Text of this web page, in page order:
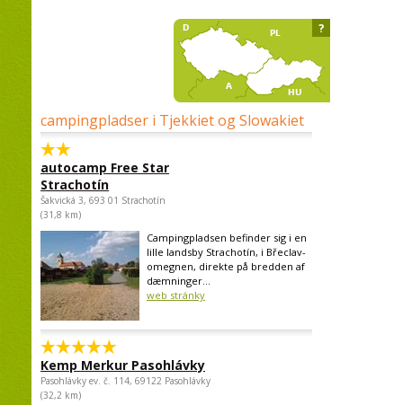
campingpladser i Tjekkiet og Slowakiet
autocamp Free Star
Strachotín
Šakvická 3, 693 01 Strachotín
(31,8 km)
Campingpladsen befinder sig i en
lille landsby Strachotín, i Břeclav-
omegnen, direkte på bredden af
dæmninger...
web stránky
Kemp Merkur Pasohlávky
Pasohlávky ev. č. 114, 69122 Pasohlávky
(32,2 km)
?